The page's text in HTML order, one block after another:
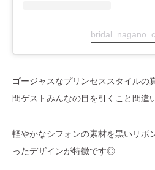
ゴージャスなプリンセススタイルの
間ゲストみんなの目を引くこと間違
軽やかなシフォンの素材を黒いリボ
ったデザインが特徴です◎